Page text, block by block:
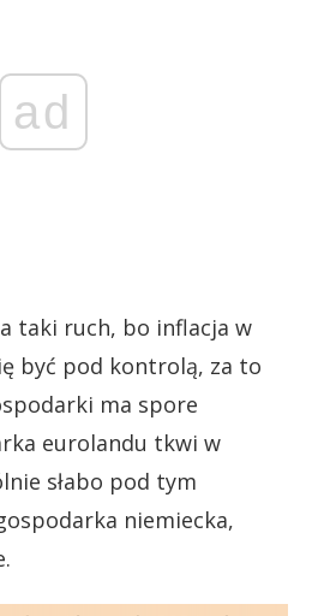
ad
taki ruch, bo inflacja w
być pod kontrolą, za to
ma spore
eurolandu tkwi w
słabo pod tym
niemiecka,